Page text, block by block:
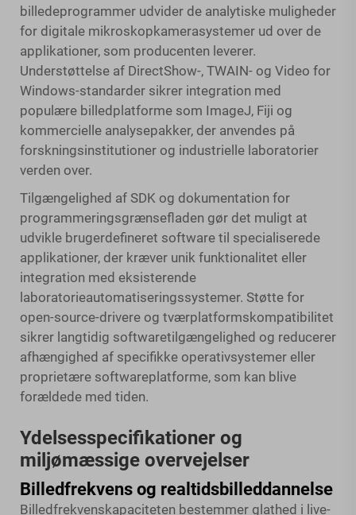
billedeprogrammer udvider de analytiske muligheder
for digitale mikroskopkamerasystemer ud over de
applikationer, som producenten leverer.
Understøttelse af DirectShow-, TWAIN- og Video for
Windows-standarder sikrer integration med
populære billedplatforme som ImageJ, Fiji og
kommercielle analysepakker, der anvendes på
forskningsinstitutioner og industrielle laboratorier
verden over.
Tilgængelighed af SDK og dokumentation for
programmeringsgrænsefladen gør det muligt at
udvikle brugerdefineret software til specialiserede
applikationer, der kræver unik funktionalitet eller
integration med eksisterende
laboratorieautomatiseringssystemer. Støtte for
open-source-drivere og tværplatformskompatibilitet
sikrer langtidig softwaretilgængelighed og reducerer
afhængighed af specifikke operativsystemer eller
proprietære softwareplatforme, som kan blive
forældede med tiden.
Ydelsesspecifikationer og
miljømæssige overvejelser
Billedfrekvens og realtidsbilleddannelse
Billedfrekvenskapaciteten bestemmer glathed i live-